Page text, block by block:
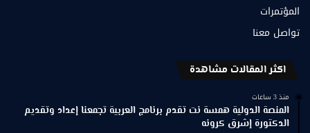
المؤتمرات
تواصل معنا
اكثر المقالات مشاهدة
منذ 3 ساعات
المنصة الدولية همسة نت تقدم برنامج العربية تجمعنا إعداد وتقديم
الدكتورة إشرق كرونه